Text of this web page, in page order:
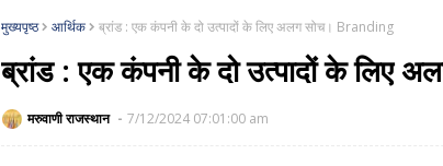
मुख्यपृष्ठ आर्थिक ब्रांड : एक कंपनी के दो उत्पादों के लिए अलग सोच। Branding
ब्रांड : एक कंपनी के दो उत्पादों के लिए
मरुवाणी राजस्थान 7/12/2024 07:01:00 am